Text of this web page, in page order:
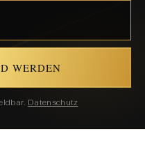
WERDEN
Datenschutz